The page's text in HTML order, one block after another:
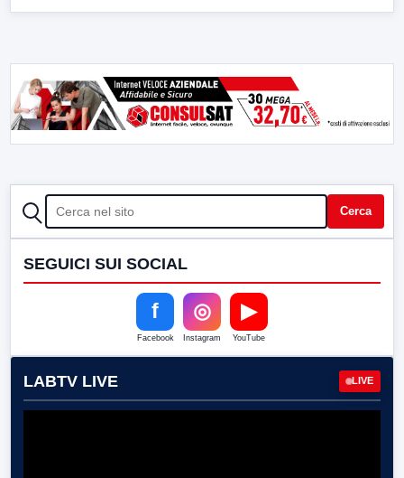
CERCA Cerca
SEGUICI SUI SOCIAL
f
Facebook
◎
Instagram
▶
YouTube
LABTV LIVE LIVE